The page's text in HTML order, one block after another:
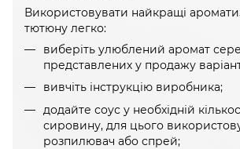
Використовувати найкращі
тютюну легко:
виберіть улюблений аромат
представлених у продажу
вивчіть інструкцію виробника;
додайте соус у необхідній
сировину, для цього
розпилювач або спрей;